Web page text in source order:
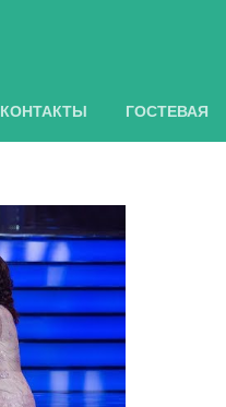
КОНТАКТЫ ГОСТЕВАЯ